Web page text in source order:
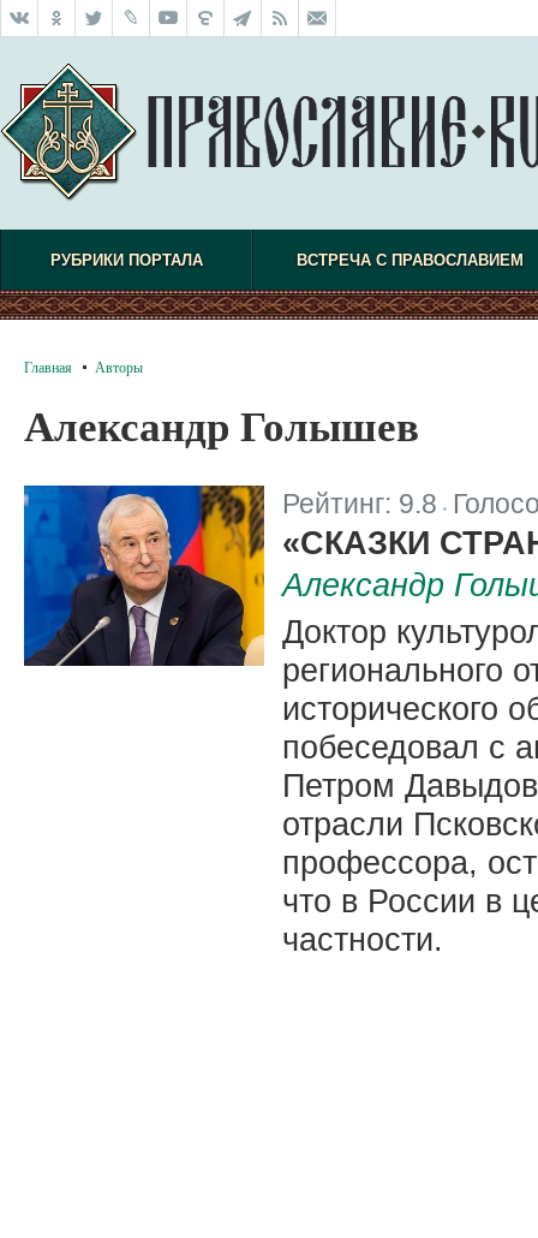
РУБРИКИ ПОРТАЛА ВСТРЕЧА С ПРАВОСЛАВИЕМ
Главная Авторы
Александр Голышев
Рейтинг: 9.8
«СКАЗКИ
Александр
Доктор
регионального
исторического
побеседовал с
Петром
отрасли
профессора,
что в России в
частности.